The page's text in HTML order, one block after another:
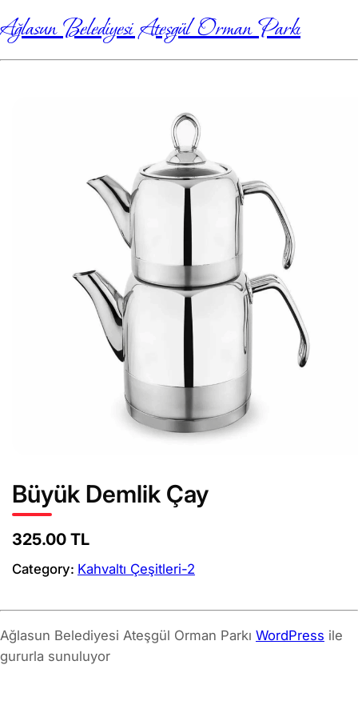
Ağlasun Belediyesi Ateşgül Orman Parkı
Büyük Demlik Çay
325.00 TL
Category: Kahvaltı Çeşitleri-2
Ağlasun Belediyesi Ateşgül Orman Parkı WordPress ile
gururla sunuluyor